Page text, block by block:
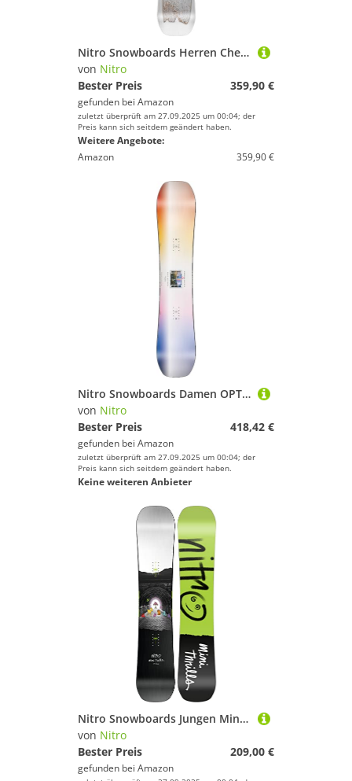
Nitro Snowboards Herren Cheap TRILLS X WIGGLESTICK BRD ´24, Freestyleboard, Twin, Flat-Out Rocker, Urban
von Nitro
Bester Preis
359,90 €
gefunden bei Amazon
zuletzt überprüft am 27.09.2025 um 00:04; der
Preis kann sich seitdem geändert haben.
Weitere Angebote:
Amazon
359,90 €
Nitro Snowboards Damen OPTISYM Womens BRD ´25, Freestyleboard, Asym Twin, Cam-Out Camber, Urban
von Nitro
Bester Preis
418,42 €
gefunden bei Amazon
zuletzt überprüft am 27.09.2025 um 00:04; der
Preis kann sich seitdem geändert haben.
Keine weiteren Anbieter
Nitro Snowboards Jungen Mini Thrills BRD ´23, Freestyleboard, Twin, Flat-Out Rocker, Urban, Progressive
von Nitro
Bester Preis
209,00 €
gefunden bei Amazon